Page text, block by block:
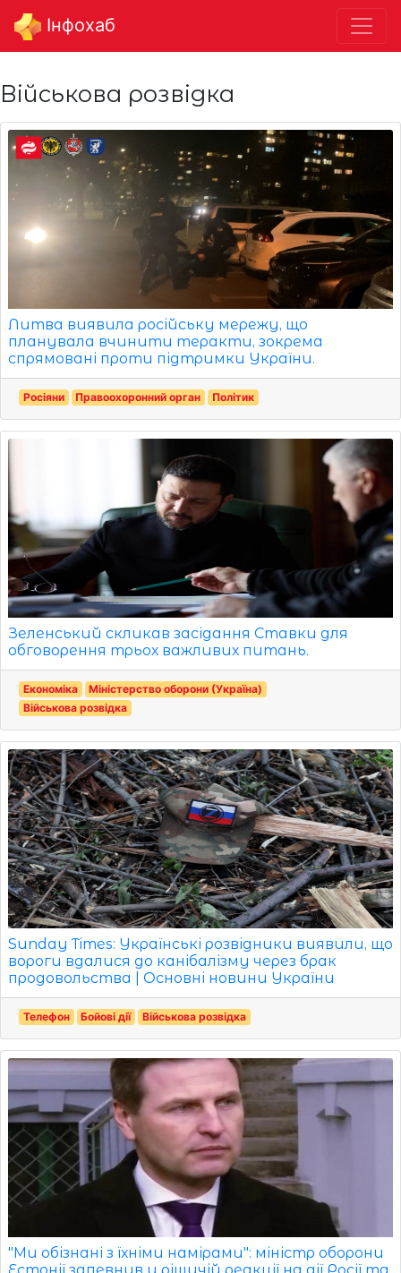
Інфохаб
Військова розвідка
Литва виявила російську мережу, що
планувала вчинити теракти, зокрема
спрямовані проти підтримки України.
Росіяни Правоохоронний орган Політик
Зеленський скликав засідання Ставки для
обговорення трьох важливих питань.
Економіка
Міністерство оборони (Україна)
Військова розвідка
Sunday Times: Українські розвідники виявили, що
вороги вдалися до канібалізму через брак
продовольства | Основні новини України
Телефон Бойові дії Військова розвідка
"Ми обізнані з їхніми намірами": міністр оборони
Естонії запевнив у рішучій реакції на дії Росії та